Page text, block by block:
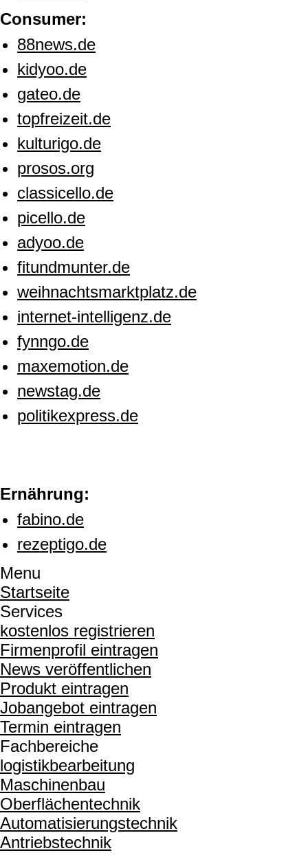
Consumer:
88news.de
kidyoo.de
gateo.de
topfreizeit.de
kulturigo.de
prosos.org
classicello.de
picello.de
adyoo.de
fitundmunter.de
weihnachtsmarktplatz.de
internet-intelligenz.de
fynngo.de
maxemotion.de
newstag.de
politikexpress.de
Ernährung:
fabino.de
rezeptigo.de
Menu
Startseite
Services
kostenlos registrieren
Firmenprofil eintragen
News veröffentlichen
Produkt eintragen
Jobangebot eintragen
Termin eintragen
Fachbereiche
logistikbearbeitung
Maschinenbau
Oberflächentechnik
Automatisierungstechnik
Antriebstechnik